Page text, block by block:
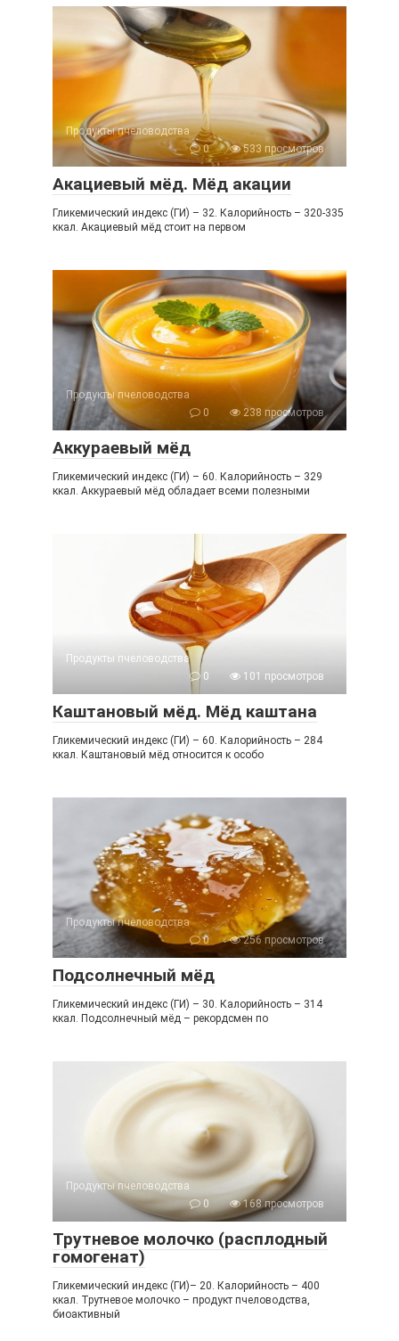
Продукты пчеловодства
0
533 просмотров
Акациевый мёд. Мёд акации
Гликемический индекс (ГИ) – 32. Калорийность – 320-335
ккал. Акациевый мёд стоит на первом
Продукты пчеловодства
0
238 просмотров
Аккураевый мёд
Гликемический индекс (ГИ) – 60. Калорийность – 329
ккал. Аккураевый мёд обладает всеми полезными
Продукты пчеловодства
0
101 просмотров
Каштановый мёд. Мёд каштана
Гликемический индекс (ГИ) – 60. Калорийность – 284
ккал. Каштановый мёд относится к особо
Продукты пчеловодства
0
256 просмотров
Подсолнечный мёд
Гликемический индекс (ГИ) – 30. Калорийность – 314
ккал. Подсолнечный мёд – рекордсмен по
Продукты пчеловодства
0
168 просмотров
Трутневое молочко (расплодный
гомогенат)
Гликемический индекс (ГИ)– 20. Калорийность – 400
ккал. Трутневое молочко – продукт пчеловодства,
биоактивный